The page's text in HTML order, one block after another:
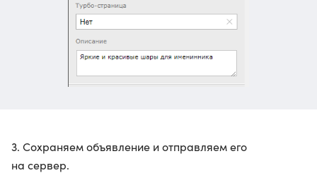
3. Сохраняем объявление и отправляем его
на сервер.